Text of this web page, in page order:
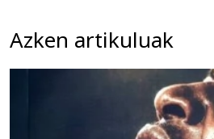
Azken artikuluak